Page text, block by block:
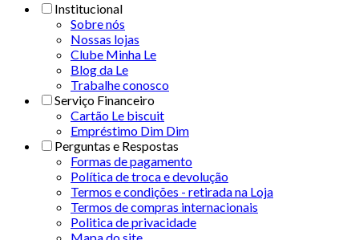
Institucional
Sobre nós
Nossas lojas
Clube Minha Le
Blog da Le
Trabalhe conosco
Serviço Financeiro
Cartão Le biscuit
Empréstimo Dim Dim
Perguntas e Respostas
Formas de pagamento
Política de troca e devolução
Termos e condições - retirada na Loja
Termos de compras internacionais
Politica de privacidade